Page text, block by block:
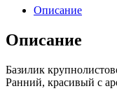
Описание
Описание
Базилик
Ранний, красивый с